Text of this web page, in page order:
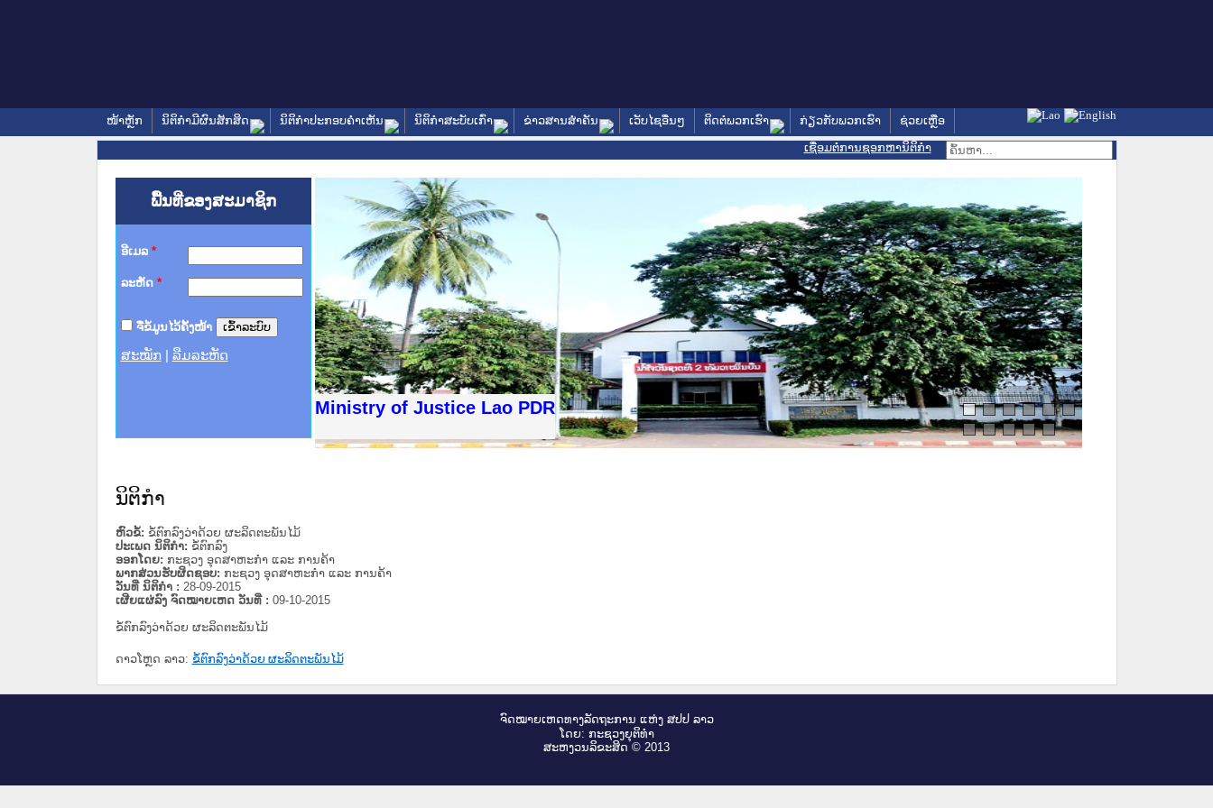
ໜ້າຫຼັກ ນິຕິກໍາມີຜົນສັກສິດ ນິຕິກໍາປະກອບຄໍາເຫັນ ນິຕິກໍາສະບັບເກົ່າ ຂ່າວສານສໍາຄັນ ເວັບໄຊອື່ນໆ ຕິດຕໍ່ພວກເຮົາ ກ່ຽວກັບພວກເຮົາ
ຊ່ວຍເຫຼືອ
ເຊື່ອມຕໍ່ການຊອກຫານິຕິກຳ
ພື້ນທີ່ຂອງສະມາຊິກ
ອີເມລ *
ລະຫັດ *
ຈື່ຂໍ້ມູນໄວ້ຄັ້ງໜ້າ
ສະໝັກ ລືມລະຫັດ
Ministry of Justice Lao PDR
ານສະພາປະຊາຊົນ ພາກເໜືອ
ທາງລັດຖະການ
ສຳລັບ ພາກກາງ
ສຳລັບ ພາກໃຕ້
ວິທະຍາຄານຕຳຫຼວດປະຊາຊົນ
ວິທະຍາຄານສັນຕິບານປະຊາຊົນ
ຂັ້ນແຂວງພາກເໜືອ
ານສະພາປະຊາຊົນ ພາກກາງ
ນິຕິກໍາ
ຫົວຂໍ້: ຂໍ້ຕົກລົງວ່າດ້ວຍ ຜະລິດຕະພັນໄມ້
ປະເພດ ນິຕິກໍາ: ຂໍ້ຕົກລົງ
ອອກໂດຍ: ກະຊວງ ອຸດສາຫະກຳ ແລະ ການຄ້າ
ພາກສ່ວນຮັບຜິດຊອບ: ກະຊວງ ອຸດສາຫະກຳ ແລະ ການຄ້າ
ວັນທີ່ ນິຕິກໍາ : 28-09-2015
ເຜີຍແຜ່ລົງ ຈົດໝາຍເຫດ ວັນທີ່ : 09-10-2015
ຂໍ້ຕົກລົງວ່າດ້ວຍ ຜະລິດຕະພັນໄມ້
ດາວໂຫຼດ ລາວ: ຂໍ້ຕົກລົງວ່າດ້ວຍ ຜະລິດຕະພັນໄມ້
ຈົດ​ໝາຍ​ເຫດ​ທາງ​ລັດ​ຖະ​ການ ແຫ່ງ ສ​ປ​ປ ລາວ
ໂດຍ: ກະ​ຊວງຍຸ​ຕິ​ທຳ
ສະ​ຫງວນ​ລິ​ຂະ​ສິດ © 2013